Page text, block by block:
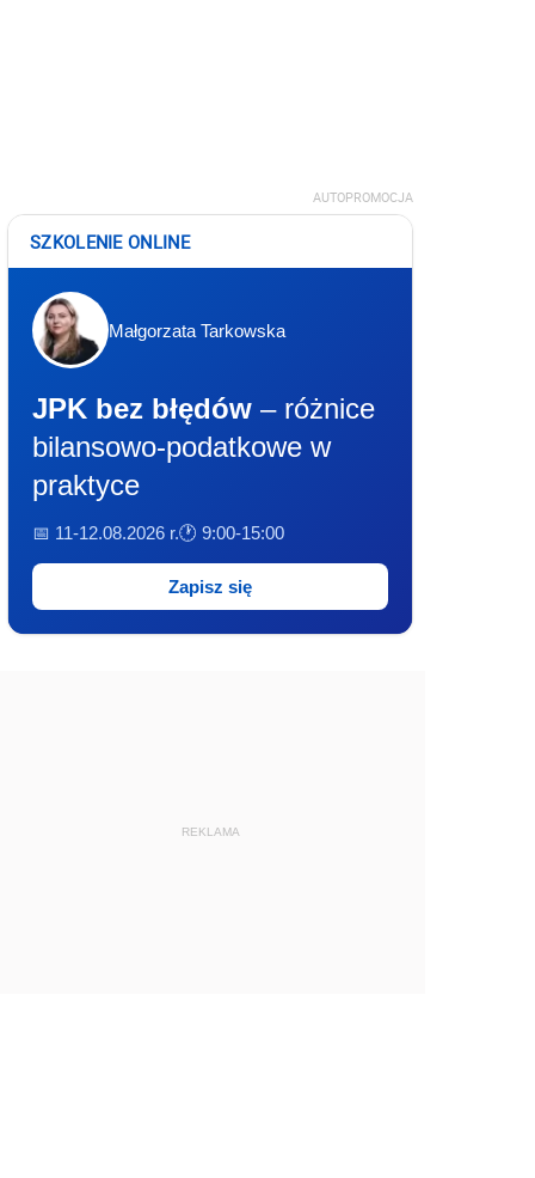
AUTOPROMOCJA
SZKOLENIE ONLINE
Małgorzata Tarkowska
JPK bez błędów – różnice
bilansowo-podatkowe w
praktyce
📅 11-12.08.2026 r.🕐 9:00-15:00
Zapisz się
REKLAMA